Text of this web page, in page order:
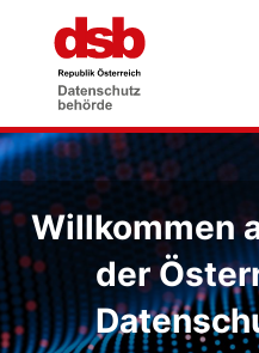
Willkommen
der